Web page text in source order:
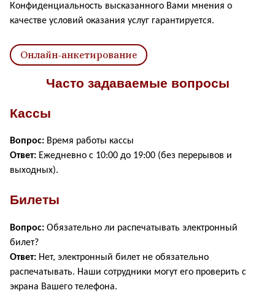
Конфиденциальность высказанного Вами мнения о
качестве условий оказания услуг гарантируется.
Онлайн-анкетирование
Часто задаваемые вопросы
Кассы
Вопрос: Время работы кассы
Ответ: Ежедневно с 10:00 до 19:00 (без перерывов и
выходных).
Билеты
Вопрос: Обязательно ли распечатывать электронный
билет?
Ответ: Нет, электронный билет не обязательно
распечатывать. Наши сотрудники могут его проверить с
экрана Вашего телефона.